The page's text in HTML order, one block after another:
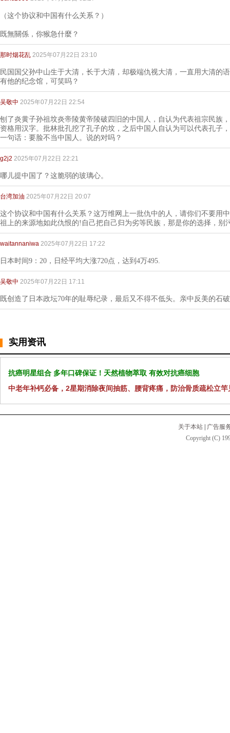
（这个协议和中国有什么关系？）
既無關係，你猴急什麼？
那时烟花乱 2025年07月22日 23:10
民国国父孙中山生于大清，长于大清，却极端仇视大清，一直用大清的
有他的纪念馆，可笑吗？
吴敬中 2025年07月22日 22:54
刨了炎黄子孙祖坟炎帝陵黄帝陵破四旧的中国人，自认为代表祖宗民族
资格用汉字。批林批孔挖了孔子的坟，之后中国人自认为可以代表孔子
一句话：要脸不当中国人。说的对吗？
g2j2 2025年07月22日 22:21
哪儿提中国了？这脆弱的玻璃心。
台湾加油 2025年07月22日 20:07
这个协议和中国有什么关系？这万维网上一批仇中的人，请你们不要用
祖上的来源地如此仇恨的!自己把自己归为劣等民族，那是你的选择，别
waitannaniwa 2025年07月22日 17:22
日本时间9：20，日经平均大涨720点，达到4万495.
吴敬中 2025年07月22日 17:11
既创造了日本政坛70年的耻辱纪录，最后又不得不低头。亲中反美的石
实用资讯
抗癌明星组合 多年口碑保证！天然植物萃取 有效对抗癌细胞
中老年补钙必备，2星期消除夜间抽筋、腰背疼痛，防治骨质疏松立竿
关于本站
广告服
Copyright (C)